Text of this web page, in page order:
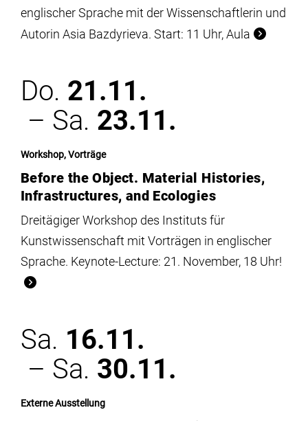
englischer Sprache mit der Wissenschaftlerin und
Autorin Asia Bazdyrieva. Start: 11 Uhr, Aula
Do. 21.11.
– Sa. 23.11.
Workshop, Vorträge
Before the Object. Material Histories,
Infrastructures, and Ecologies
Dreitägiger Workshop des Instituts für
Kunstwissenschaft mit Vorträgen in englischer
Sprache. Keynote-Lecture: 21. November, 18 Uhr!
Sa. 16.11.
– Sa. 30.11.
Externe Ausstellung